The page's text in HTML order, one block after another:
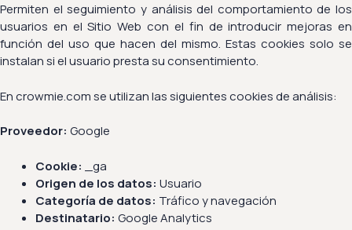
Permiten el seguimiento y análisis del comportamiento de los
usuarios en el Sitio Web con el fin de introducir mejoras en
función del uso que hacen del mismo. Estas cookies solo se
instalan si el usuario presta su consentimiento.
En crowmie.com se utilizan las siguientes cookies de análisis:
Proveedor: Google
Cookie: _ga
Origen de los datos: Usuario
Categoría de datos: Tráfico y navegación
Destinatario: Google Analytics